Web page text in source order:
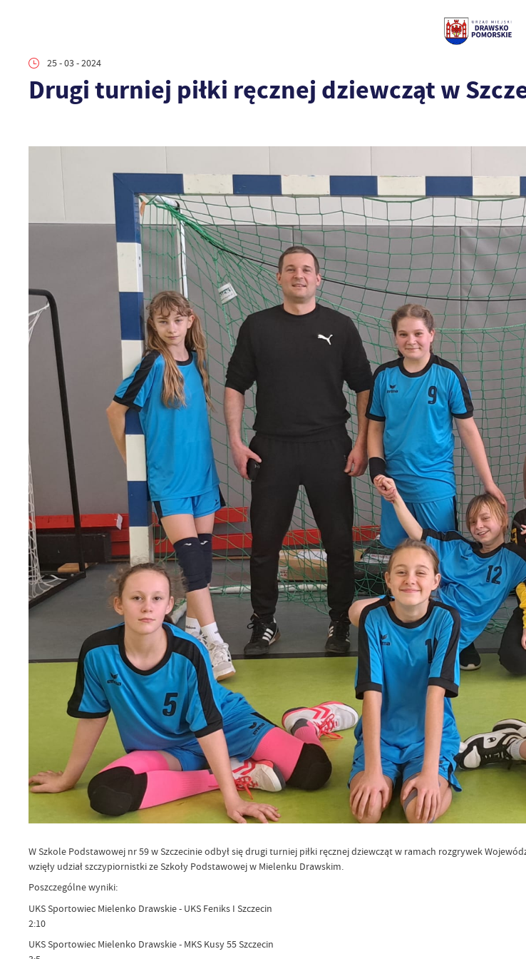
25 - 03 - 2024
Drugi turniej piłki ręcznej dziewcząt w
W Szkole Podstawowej nr 59 w Szczecinie odbył się drugi turniej piłki ręcznej dziewcząt w ramach rozgrywek
wzięły udział szczypiornistki ze Szkoły Podstawowej w Mielenku Drawskim.
Poszczególne wyniki:
UKS Sportowiec Mielenko Drawskie - UKS Feniks I Szczecin
2:10
UKS Sportowiec Mielenko Drawskie - MKS Kusy 55 Szczecin